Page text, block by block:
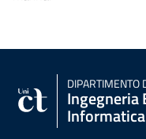
DIPARTIMENTO
Ingegneria
Informatica